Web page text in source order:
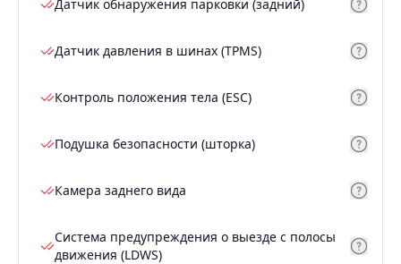
Датчик обнаружения парковки (задний)
Датчик давления в шинах (TPMS)
Контроль положения тела (ESC)
Подушка безопасности (шторка)
Камера заднего вида
Система предупреждения о выезде с полосы
движения (LDWS)